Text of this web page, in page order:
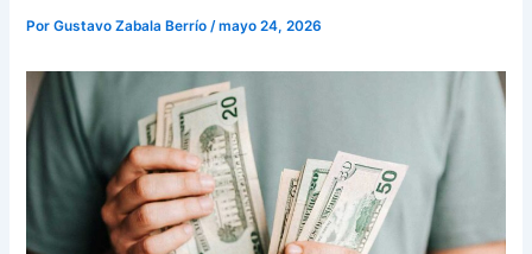
PorGustavo Zabala Berrío /mayo 24, 2026